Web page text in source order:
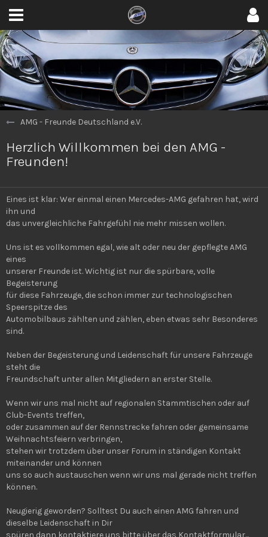
AMG - Freunde Deutschland e.V.
Herzlich Willkommen bei den AMG -
Freunden!
Eines ist klar: Wer einmal einen Mercedes-AMG gefahren hat, wird
ihn und
das unvergleichliche Fahrgefühl nie mehr missen wollen.
Uns ist es vollkommen egal, wie alt oder neu der gepflegte AMG
eines
unserer Freunde ist. Wichtig ist nur die spürbare, volle
Begeisterung
für diese Fahrzeuge, die schon immer zur technologischen
Speerspitze des
Automobilbaus zählten und zählen, eben etwas sehr Besonderes
sind.
Neben der Begeisterung und Leidenschaft für unsere Fahrzeuge
steht die
Freundschaft unter allen Mitgliedern an erster Stelle.
Wenn wir uns mal nicht auf regionalen Stammtischen oder auf
Club-Events treffen,
oder zusammen auf der Rennstrecke fahren oder gemeinsame
Weihnachtsfeiern verbringen,
stehen wir trotzdem über unser Forum in ständigen Kontakt
miteinander und können
uns so auch austauschen wenn wir uns mal gerade nicht treffen
können.
Neugierig geworden? Solltest Du auch einen AMG fahren und
dieselbe Leidenschaft in Dir
spüren dann kontaktiere uns bitte über das Kontaktformular...